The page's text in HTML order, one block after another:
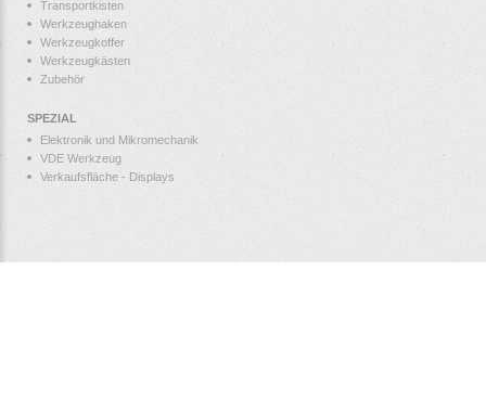
Transportkisten
Werkzeughaken
Werkzeugkoffer
Werkzeugkästen
Zubehör
SPEZIAL
Elektronik und Mikromechanik
VDE Werkzeug
Verkaufsfläche - Displays